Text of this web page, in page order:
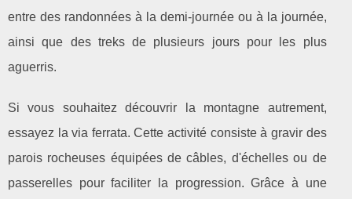
entre des randonnées à la demi-journée ou à la journée,
ainsi que des treks de plusieurs jours pour les plus
aguerris.
Si vous souhaitez découvrir la montagne autrement,
essayez la via ferrata. Cette activité consiste à gravir des
parois rocheuses équipées de câbles, d'échelles ou de
passerelles pour faciliter la progression. Grâce à une